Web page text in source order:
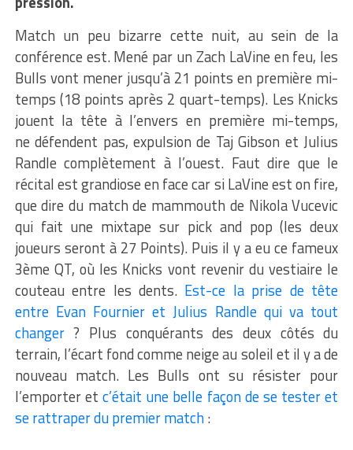
Match un peu bizarre cette nuit, au sein de la
conférence est. Mené par un Zach LaVine en feu, les
Bulls vont mener jusqu’à 21 points en première mi-
temps (18 points après 2 quart-temps). Les Knicks
jouent la tête à l’envers en première mi-temps,
ne défendent pas, expulsion de Taj Gibson et Julius
Randle complètement à l’ouest. Faut dire que le
récital est grandiose en face car si LaVine est on fire,
que dire du match de mammouth de Nikola Vucevic
qui fait une mixtape sur pick and pop (les deux
joueurs seront à 27 Points). Puis il y a eu ce fameux
3ème QT, où les Knicks vont revenir du vestiaire le
couteau entre les dents. Est-ce la prise de tête
entre Evan Fournier et Julius Randle qui va tout
changer? Plus conquérants des deux côtés du
terrain, l’écart fond comme neige au soleil et il y a de
nouveau match. Les Bulls ont su résister pour
l’emporter etc’était une belle façon de se tester et
se rattraper du premier match: